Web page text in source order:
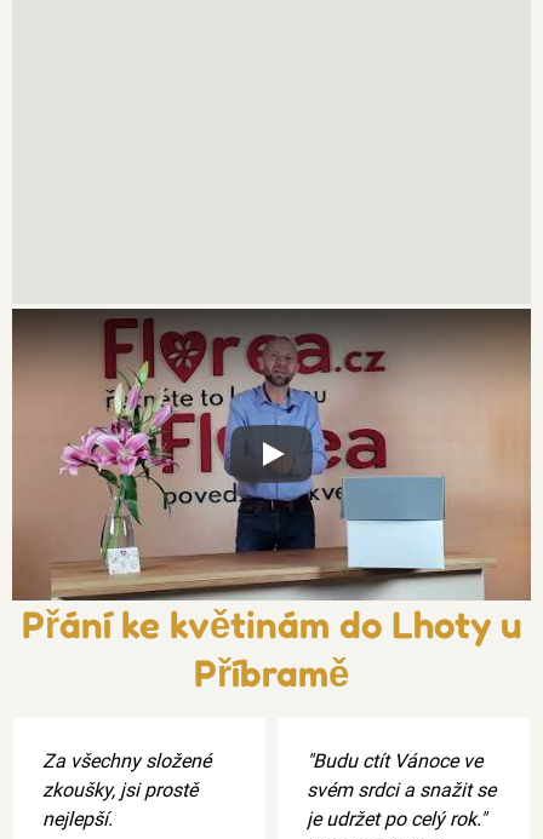
Xxx
Přání ke květinám do Lhoty u
Příbramě
Za všechny složené
zkoušky, jsi prostě
nejlepší.
"Budu ctít Vánoce ve
svém srdci a snažit se
je udržet po celý rok."